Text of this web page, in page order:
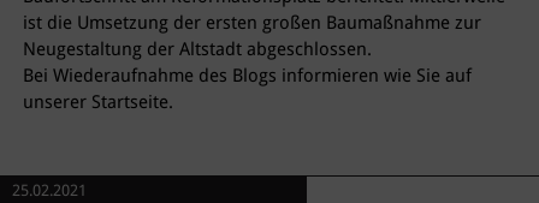
ist die Umsetzung der ersten großen Baumaßnahme zur
Neugestaltung der Altstadt abgeschlossen.
Bei Wiederaufnahme des Blogs informieren wie Sie auf
unserer Startseite.
25.02.2021